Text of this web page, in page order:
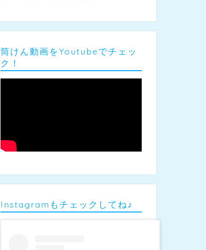
筒けん動画をYoutubeでチェッ
ク！
Instagramもチェックしてね♪